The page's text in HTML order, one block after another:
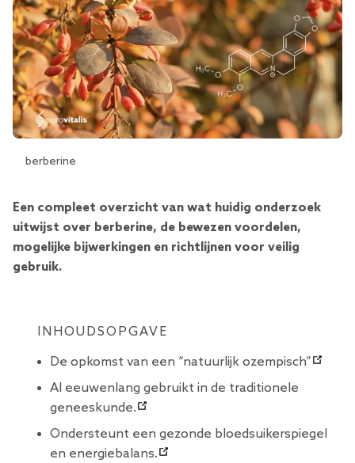
berberine
Een compleet overzicht van wat huidig ​​onderzoek
uitwijst over berberine, de bewezen voordelen,
mogelijke bijwerkingen en richtlijnen voor veilig
gebruik.
INHOUDSOPGAVE
De opkomst van een “natuurlijk ozempisch”
Al eeuwenlang gebruikt in de traditionele
geneeskunde.
Ondersteunt een gezonde bloedsuikerspiegel
en energiebalans.